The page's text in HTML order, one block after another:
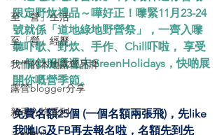
至「營」生活
至「營」經歷
我們的本地露營品牌
露營blogger分享
新手入坑系列
限定野炊禮品～嘩好正！嚟緊11月23-24
號就係「道地綠地野營祭」，一齊入嚟
聽吓歌、野炊、手作、Chill吓啦， 享受
一個舒服嘅週末GreenHolidays，快啲展
開你嘅營季節。
免費名額25個 (一個名額兩張飛)，先like
我哋IG及FB再去報名啦，名額先到先